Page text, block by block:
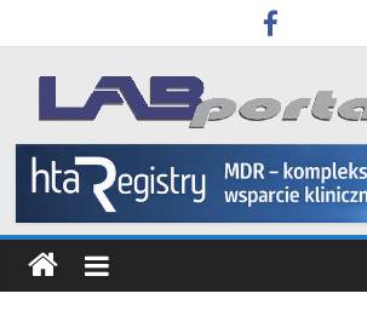
to
content
Labportal
Laboratoria
Aparatura
Badania